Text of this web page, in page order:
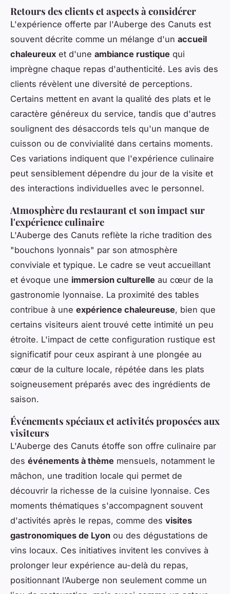
Retours des clients et aspects à considérer
L'expérience offerte par l'Auberge des Canuts est
souvent décrite comme un mélange d'un accueil
chaleureux et d'une ambiance rustique qui
imprègne chaque repas d'authenticité. Les avis des
clients révèlent une diversité de perceptions.
Certains mettent en avant la qualité des plats et le
caractère généreux du service, tandis que d'autres
soulignent des désaccords tels qu'un manque de
cuisson ou de convivialité dans certains moments.
Ces variations indiquent que l'expérience culinaire
peut sensiblement dépendre du jour de la visite et
des interactions individuelles avec le personnel.
Atmosphère du restaurant et son impact sur
l'expérience culinaire
L'Auberge des Canuts reflète la riche tradition des
"bouchons lyonnais" par son atmosphère
conviviale et typique. Le cadre se veut accueillant
et évoque une immersion culturelle au cœur de la
gastronomie lyonnaise. La proximité des tables
contribue à une expérience chaleureuse, bien que
certains visiteurs aient trouvé cette intimité un peu
étroite. L'impact de cette configuration rustique est
significatif pour ceux aspirant à une plongée au
cœur de la culture locale, répétée dans les plats
soigneusement préparés avec des ingrédients de
saison.
Événements spéciaux et activités proposées aux
visiteurs
L'Auberge des Canuts étoffe son offre culinaire par
des événements à thème mensuels, notamment le
mâchon, une tradition locale qui permet de
découvrir la richesse de la cuisine lyonnaise. Ces
moments thématiques s'accompagnent souvent
d'activités après le repas, comme des visites
gastronomiques de Lyon ou des dégustations de
vins locaux. Ces initiatives invitent les convives à
prolonger leur expérience au-delà du repas,
positionnant l’Auberge non seulement comme un